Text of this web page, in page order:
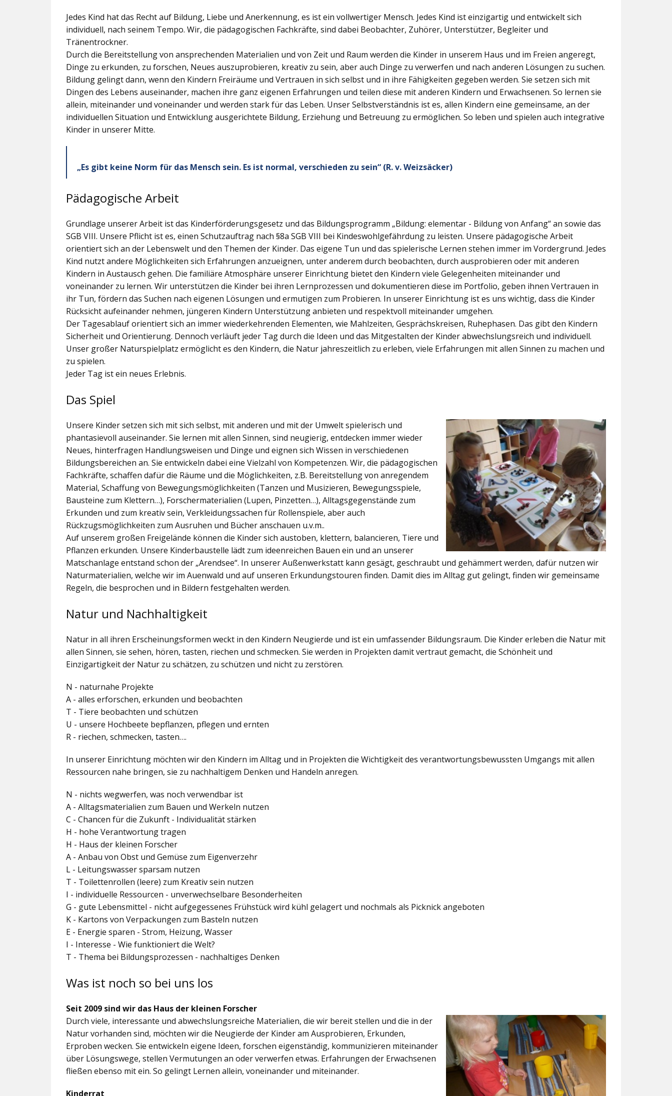
Jedes Kind hat das Recht auf Bildung, Liebe und Anerkennung, es ist ein vollwertiger Mensch. Jedes Kind ist einzigartig und entwickelt sich
individuell, nach seinem Tempo. Wir, die pädagogischen Fachkräfte, sind dabei Beobachter, Zuhörer, Unterstützer, Begleiter und
Tränentrockner.
Durch die Bereitstellung von ansprechenden Materialien und von Zeit und Raum werden die Kinder in unserem Haus und im Freien angeregt,
Dinge zu erkunden, zu forschen, Neues auszuprobieren, kreativ zu sein, aber auch Dinge zu verwerfen und nach anderen Lösungen zu suchen.
Bildung gelingt dann, wenn den Kindern Freiräume und Vertrauen in sich selbst und in ihre Fähigkeiten gegeben werden. Sie setzen sich mit
Dingen des Lebens auseinander, machen ihre ganz eigenen Erfahrungen und teilen diese mit anderen Kindern und Erwachsenen. So lernen sie
allein, miteinander und voneinander und werden stark für das Leben. Unser Selbstverständnis ist es, allen Kindern eine gemeinsame, an der
individuellen Situation und Entwicklung ausgerichtete Bildung, Erziehung und Betreuung zu ermöglichen. So leben und spielen auch integrative
Kinder in unserer Mitte.
„Es gibt keine Norm für das Mensch sein. Es ist normal, verschieden zu sein“ (R. v. Weizsäcker)
Pädagogische Arbeit
Grundlage unserer Arbeit ist das Kinderförderungsgesetz und das Bildungsprogramm „Bildung: elementar - Bildung von Anfang“ an sowie das
SGB VIII. Unsere Pflicht ist es, einen Schutzauftrag nach §8a SGB VIII bei Kindeswohlgefährdung zu leisten. Unsere pädagogische Arbeit
orientiert sich an der Lebenswelt und den Themen der Kinder. Das eigene Tun und das spielerische Lernen stehen immer im Vordergrund. Jedes
Kind nutzt andere Möglichkeiten sich Erfahrungen anzueignen, unter anderem durch beobachten, durch ausprobieren oder mit anderen
Kindern in Austausch gehen. Die familiäre Atmosphäre unserer Einrichtung bietet den Kindern viele Gelegenheiten miteinander und
voneinander zu lernen. Wir unterstützen die Kinder bei ihren Lernprozessen und dokumentieren diese im Portfolio, geben ihnen Vertrauen in
ihr Tun, fördern das Suchen nach eigenen Lösungen und ermutigen zum Probieren. In unserer Einrichtung ist es uns wichtig, dass die Kinder
Rücksicht aufeinander nehmen, jüngeren Kindern Unterstützung anbieten und respektvoll miteinander umgehen.
Der Tagesablauf orientiert sich an immer wiederkehrenden Elementen, wie Mahlzeiten, Gesprächskreisen, Ruhephasen. Das gibt den Kindern
Sicherheit und Orientierung. Dennoch verläuft jeder Tag durch die Ideen und das Mitgestalten der Kinder abwechslungsreich und individuell.
Unser großer Naturspielplatz ermöglicht es den Kindern, die Natur jahreszeitlich zu erleben, viele Erfahrungen mit allen Sinnen zu machen und
zu spielen.
Jeder Tag ist ein neues Erlebnis.
Das Spiel
Unsere Kinder setzen sich mit sich selbst, mit anderen und mit der Umwelt spielerisch und
phantasievoll auseinander. Sie lernen mit allen Sinnen, sind neugierig, entdecken immer wieder
Neues, hinterfragen Handlungsweisen und Dinge und eignen sich Wissen in verschiedenen
Bildungsbereichen an. Sie entwickeln dabei eine Vielzahl von Kompetenzen. Wir, die pädagogischen
Fachkräfte, schaffen dafür die Räume und die Möglichkeiten, z.B. Bereitstellung von anregendem
Material, Schaffung von Bewegungsmöglichkeiten (Tanzen und Musizieren, Bewegungsspiele,
Bausteine zum Klettern…), Forschermaterialien (Lupen, Pinzetten…), Alltagsgegenstände zum
Erkunden und zum kreativ sein, Verkleidungssachen für Rollenspiele, aber auch
Rückzugsmöglichkeiten zum Ausruhen und Bücher anschauen u.v.m..
Auf unserem großen Freigelände können die Kinder sich austoben, klettern, balancieren, Tiere und
Pflanzen erkunden. Unsere Kinderbaustelle lädt zum ideenreichen Bauen ein und an unserer
Matschanlage entstand schon der „Arendsee“. In unserer Außenwerkstatt kann gesägt, geschraubt und gehämmert werden, dafür nutzen wir
Naturmaterialien, welche wir im Auenwald und auf unseren Erkundungstouren finden. Damit dies im Alltag gut gelingt, finden wir gemeinsame
Regeln, die besprochen und in Bildern festgehalten werden.
Natur und Nachhaltigkeit
Natur in all ihren Erscheinungsformen weckt in den Kindern Neugierde und ist ein umfassender Bildungsraum. Die Kinder erleben die Natur mit
allen Sinnen, sie sehen, hören, tasten, riechen und schmecken. Sie werden in Projekten damit vertraut gemacht, die Schönheit und
Einzigartigkeit der Natur zu schätzen, zu schützen und nicht zu zerstören.
N - naturnahe Projekte
A - alles erforschen, erkunden und beobachten
T - Tiere beobachten und schützen
U - unsere Hochbeete bepflanzen, pflegen und ernten
R - riechen, schmecken, tasten….
In unserer Einrichtung möchten wir den Kindern im Alltag und in Projekten die Wichtigkeit des verantwortungsbewussten Umgangs mit allen
Ressourcen nahe bringen, sie zu nachhaltigem Denken und Handeln anregen.
N - nichts wegwerfen, was noch verwendbar ist
A - Alltagsmaterialien zum Bauen und Werkeln nutzen
C - Chancen für die Zukunft - Individualität stärken
H - hohe Verantwortung tragen
H - Haus der kleinen Forscher
A - Anbau von Obst und Gemüse zum Eigenverzehr
L - Leitungswasser sparsam nutzen
T - Toilettenrollen (leere) zum Kreativ sein nutzen
I - individuelle Ressourcen - unverwechselbare Besonderheiten
G - gute Lebensmittel - nicht aufgegessenes Frühstück wird kühl gelagert und nochmals als Picknick angeboten
K - Kartons von Verpackungen zum Basteln nutzen
E - Energie sparen - Strom, Heizung, Wasser
I - Interesse - Wie funktioniert die Welt?
T - Thema bei Bildungsprozessen - nachhaltiges Denken
Was ist noch so bei uns los
Seit 2009 sind wir das Haus der kleinen Forscher
Durch viele, interessante und abwechslungsreiche Materialien, die wir bereit stellen und die in der
Natur vorhanden sind, möchten wir die Neugierde der Kinder am Ausprobieren, Erkunden,
Erproben wecken. Sie entwickeln eigene Ideen, forschen eigenständig, kommunizieren miteinander
über Lösungswege, stellen Vermutungen an oder verwerfen etwas. Erfahrungen der Erwachsenen
fließen ebenso mit ein. So gelingt Lernen allein, voneinander und miteinander.
Kinderrat